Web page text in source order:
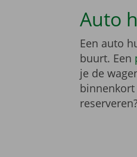
Auto
Een auto
buurt. Een
je de